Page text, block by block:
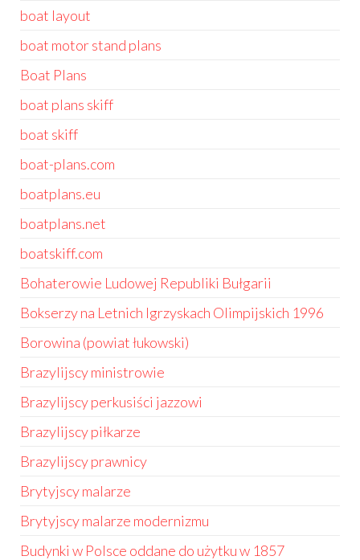
boat layout
boat motor stand plans
Boat Plans
boat plans skiff
boat skiff
boat-plans.com
boatplans.eu
boatplans.net
boatskiff.com
Bohaterowie Ludowej Republiki Bułgarii
Bokserzy na Letnich Igrzyskach Olimpijskich 1996
Borowina (powiat łukowski)
Brazylijscy ministrowie
Brazylijscy perkusiści jazzowi
Brazylijscy piłkarze
Brazylijscy prawnicy
Brytyjscy malarze
Brytyjscy malarze modernizmu
Budynki w Polsce oddane do użytku w 1857